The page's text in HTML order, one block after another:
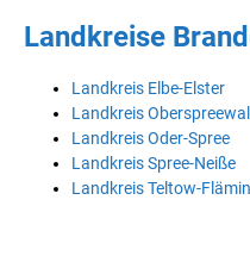
Landkreise
Landkreis Elbe-Elster
Landkreis
Landkreis Oder-Spree
Landkreis Spree-Neiße
Landkreis Teltow-